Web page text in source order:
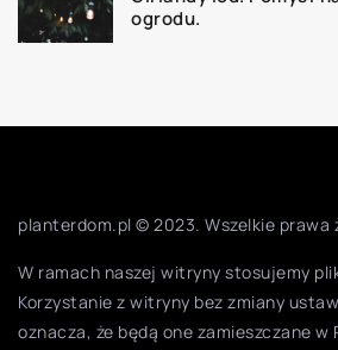
ogrodu.
planterdom.pl © 2023. Wszelkie prawa
W ramach naszej witryny stosujemy
Korzystanie z witryny bez zmiany
oznacza, że będą one zamieszczane w